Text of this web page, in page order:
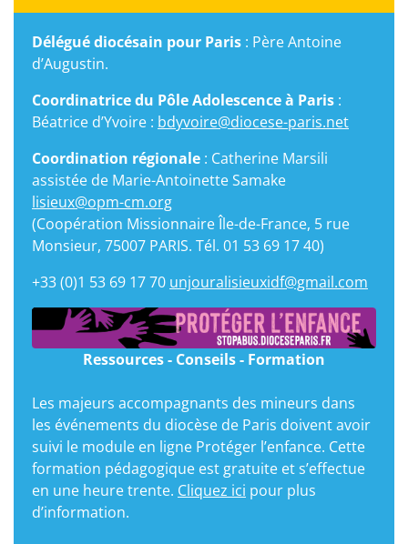
Délégué diocésain pour Paris : Père Antoine
d’Augustin.
Coordinatrice du Pôle Adolescence à Paris :
Béatrice d’Yvoire : bdyvoire@diocese-paris.net
Coordination régionale : Catherine Marsili
assistée de Marie-Antoinette Samake
lisieux@opm-cm.org
(Coopération Missionnaire Île-de-France, 5 rue
Monsieur, 75007 PARIS. Tél. 01 53 69 17 40)
+33 (0)1 53 69 17 70 unjouralisieuxidf@gmail.com
Ressources - Conseils - Formation
Les majeurs accompagnants des mineurs dans
les événements du diocèse de Paris doivent avoir
suivi le module en ligne Protéger l’enfance. Cette
formation pédagogique est gratuite et s’effectue
en une heure trente. Cliquez ici pour plus
d’information.